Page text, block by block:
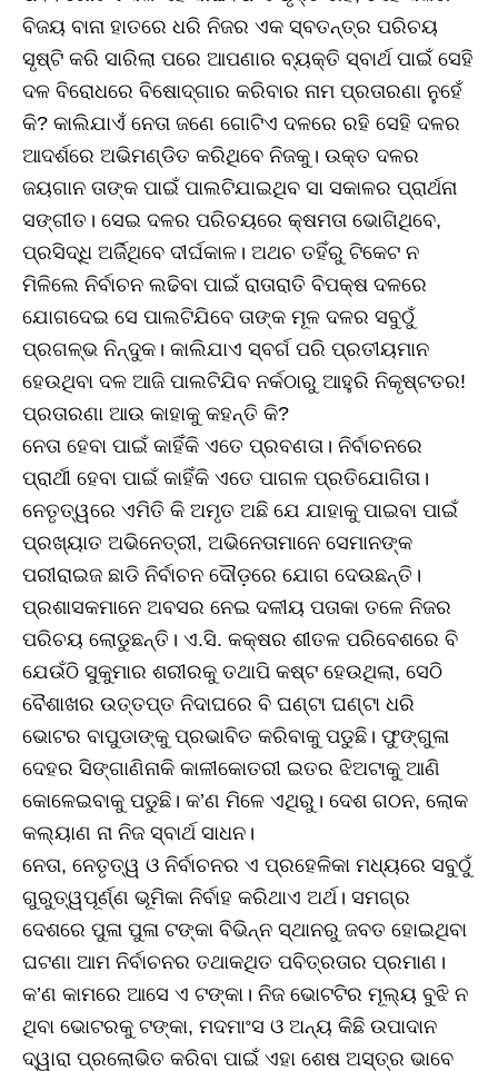
ବିଜୟ ବାନା ହାତରେ ଧରି ନିଜର ଏକ ସ୍ବତନ୍ତ୍ର ପରିଚୟ
ସୃଷ୍ଟି କରି ସାରିଲା ପରେ ଆପଣାର ବ୍ୟକ୍ତି ସ୍ବାର୍ଥ ପାଇଁ ସେହି
ଦଳ ବିରୋଧରେ ବିଷୋଦ୍‌ଗାର କରିବାର ନାମ ପ୍ରତାରଣା ନୁହେଁ
କି? କାଲିଯାଏଁ ନେତା ଜଣେ ଗୋଟିଏ ଦଳରେ ରହି ସେହି ଦଳର
ଆଦର୍ଶରେ ଅଭିମଣ୍ଡିତ କରିଥିବେ ନିଜକୁ। ଉକ୍ତ ଦଳର
ଜୟଗାନ ତାଙ୍କ ପାଇଁ ପାଲଟିଯାଇଥିବ ସା ସକାଳର ପ୍ରାର୍ଥନା
ସଙ୍ଗୀତ। ସେଇ ଦଳର ପରିଚୟରେ କ୍ଷମତା ଭୋଗିଥିବେ,
ପ୍ରସିଦ୍ଧି ଅର୍ଜିଥିବେ ଦୀର୍ଘକାଳ। ଅଥଚ ତହିଁରୁ ଟିକେଟ ନ
ମିଳିଲେ ନିର୍ବାଚନ ଲଢିବା ପାଇଁ ରାତାରାତି ବିପକ୍ଷ ଦଳରେ
ଯୋଗଦେଇ ସେ ପାଲଟିଯିବେ ତାଙ୍କ ମୂଳ ଦଳର ସବୁଠୁଁ
ପ୍ରଗଳ୍‌ଭ ନିନ୍ଦୁକ। କାଲିଯାଏ ସ୍ବର୍ଗ ପରି ପ୍ରତୀୟମାନ
ହେଉଥିବା ଦଳ ଆଜି ପାଲଟିଯିବ ନର୍କଠାରୁ ଆହୁରି ନିକୃଷ୍ଟତର!
ପ୍ରତାରଣା ଆଉ କାହାକୁ କହନ୍ତି କି?
ନେତା ହେବା ପାଇଁ କାହିଁକି ଏତେ ପ୍ରବଣତା। ନିର୍ବାଚନରେ
ପ୍ରାର୍ଥୀ ହେବା ପାଇଁ କାହିଁକି ଏତେ ପାଗଳ ପ୍ରତିଯୋଗିତା।
ନେତୃତ୍ୱରେ ଏମିତି କି ଅମୃତ ଅଛି ଯେ ଯାହାକୁ ପାଇବା ପାଇଁ
ପ୍ରଖ୍ୟାତ ଅଭିନେତ୍ରୀ, ଅଭିନେତାମାନେ ସେମାନଙ୍କ
ପରୀରାଇଜ ଛାଡି ନିର୍ବାଚନ ଦୌଡ଼ରେ ଯୋଗ ଦେଉଛନ୍ତି।
ପ୍ରଶାସକମାନେ ଅବସର ନେଇ ଦଳୀୟ ପତାକା ତଳେ ନିଜର
ପରିଚୟ ଲୋଡୁଛନ୍ତି। ଏ.ସି. କକ୍ଷର ଶୀତଳ ପରିବେଶରେ ବି
ଯେଉଁଠି ସୁକୁମାର ଶରୀରକୁ ତଥାପି କଷ୍ଟ ହେଉଥିଲା, ସେଠି
ବୈଶାଖର ଉତ୍ତପ୍ତ ନିଦାଘରେ ବି ଘଣ୍ଟା ଘଣ୍ଟା ଧରି
ଭୋଟର ବାପୁଡାଙ୍କୁ ପ୍ରଭାବିତ କରିବାକୁ ପଡୁଛି। ଫୁଙ୍ଗୁଳା
ଦେହର ସିଙ୍ଗାଣିନାକି କାଳୀକୋତରୀ ଇତର ଝିଅଟାକୁ ଆଣି
କୋଳେଇବାକୁ ପଡୁଛି। କ’ଣ ମିଳେ ଏଥିରୁ। ଦେଶ ଗଠନ, ଲୋକ
କଲ୍ୟାଣ ନା ନିଜ ସ୍ବାର୍ଥ ସାଧନ।
ନେତା, ନେତୃତ୍ୱ ଓ ନିର୍ବାଚନର ଏ ପ୍ରହେଳିକା ମଧ୍ୟରେ ସବୁଠୁଁ
ଗୁରୁତ୍ୱପୂର୍ଣ୍ଣ ଭୂମିକା ନିର୍ବାହ କରିଥାଏ ଅର୍ଥ। ସମଗ୍ର
ଦେଶରେ ପୁଳା ପୁଳା ଟଙ୍କା ବିଭିନ୍ନ ସ୍ଥାନରୁ ଜବତ ହୋଇଥିବା
ଘଟଣା ଆମ ନିର୍ବାଚନର ତଥାକଥିତ ପବିତ୍ରତାର ପ୍ରମାଣ।
କ’ଣ କାମରେ ଆସେ ଏ ଟଙ୍କା। ନିଜ ଭୋଟଟିର ମୂଲ୍ୟ ବୁଝି ନ
ଥିବା ଭୋଟରକୁ ଟଙ୍କା, ମଦମାଂସ ଓ ଅନ୍ୟ କିଛି ଉପାଦାନ
ଦ୍ୱାରା ପ୍ରଲୋଭିତ କରିବା ପାଇଁ ଏହା ଶେଷ ଅସ୍ତ୍ର ଭାବେ